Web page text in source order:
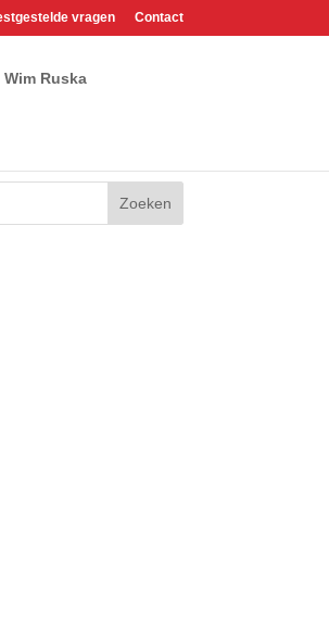
vragen Contact
Wim Ruska